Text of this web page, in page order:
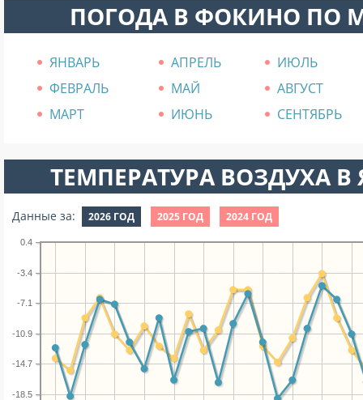
ПОГОДА В ФОКИНО ПО
ЯНВАРЬ АПРЕЛЬ
ИЮЛЬ
ФЕВРАЛЬ
МАЙ
АВГУСТ
МАРТ
ИЮНЬ СЕНТЯБРЬ
ТЕМПЕРАТУРА ВОЗДУХА В
Данные за: 2026 ГОД 2025 ГОД 2024 ГОД
-18.5
-14.7
-10.9
-7.1
-3.4
0.4